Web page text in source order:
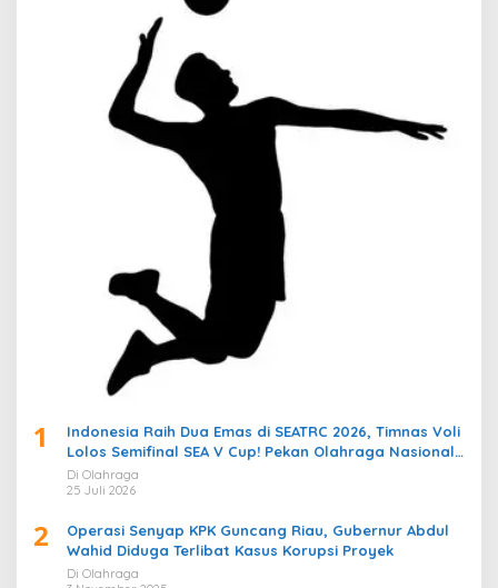
1
Indonesia Raih Dua Emas di SEATRC 2026, Timnas Voli
Lolos Semifinal SEA V Cup! Pekan Olahraga Nasional
Bergemuruh
Di Olahraga
25 Juli 2026
2
Operasi Senyap KPK Guncang Riau, Gubernur Abdul
Wahid Diduga Terlibat Kasus Korupsi Proyek
Di Olahraga